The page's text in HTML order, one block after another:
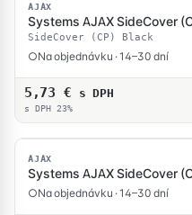
AJAX
Systems AJAX SideCover
SideCover (CP) Black
Na objednávku · 14–30 dní
5,73 € s DPH
s DPH 23%
AJAX
Systems AJAX SideCover
Na objednávku · 14–30 dní